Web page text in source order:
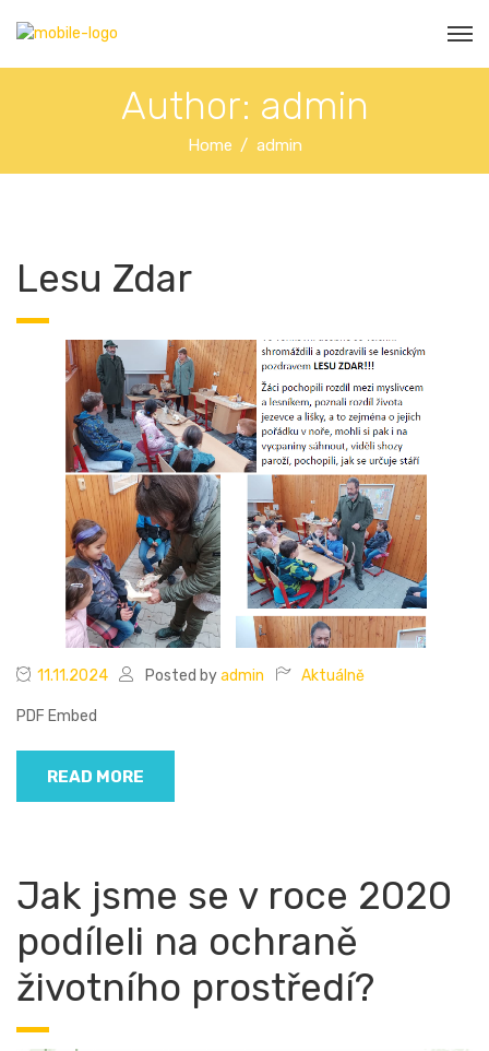
Author: admin
Home admin
Lesu Zdar
11.11.2024 Posted byadmin Aktuálně
PDF Embed
READ MORE
Jak jsme se v roce 2020
podíleli na ochraně
životního prostředí?